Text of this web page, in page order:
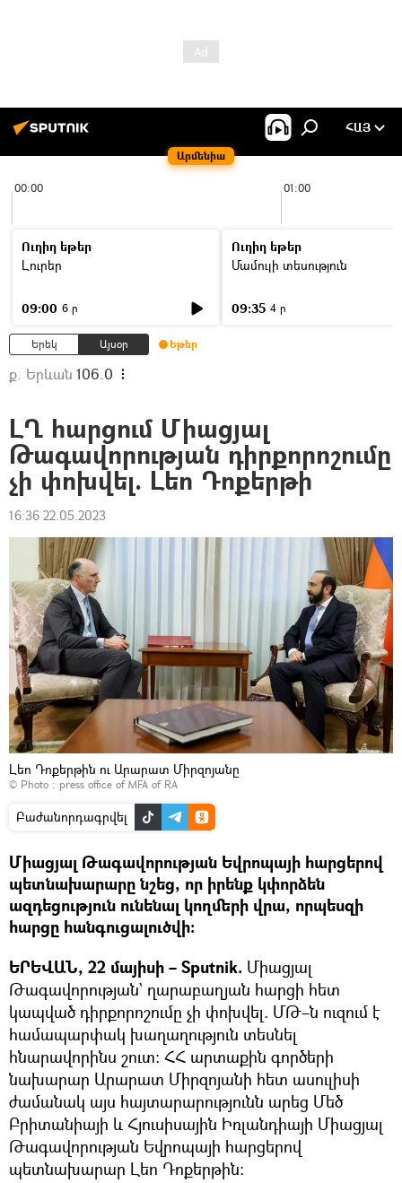
Արմենիա
ՀԱՅ
00:00 01:00
Ուղիղ եթեր
Լուրեր
09:00 6 ր
Ուղիղ եթեր
Մամուլի տեսություն
09:35 4 ր
Երեկ Այսօր Եթեր
ք. Երևան 106.0
ԼՂ հարցում Միացյալ
Թագավորության դիրքորոշումը
չի փոխվել. Լեո Դոքերթի
16:36 22.05.2023
Լեո Դոքերթին ու Արարատ Միրզոյանը
© Photo : press office of MFA of RA
Բաժանորդագրվել
Միացյալ Թագավորության Եվրոպայի հարցերով
պետնախարարը նշեց, որ իրենք կփորձեն
ազդեցություն ունենալ կողմերի վրա, որպեսզի
հարցը հանգուցալուծվի։
ԵՐԵՎԱՆ, 22 մայիսի – Sputnik. Միացյալ
Թագավորության` ղարաբաղյան հարցի հետ
կապված դիրքորոշումը չի փոխվել. ՄԹ–ն ուզում է
համապարփակ խաղաղություն տեսնել
հնարավորինս շուտ։ ՀՀ արտաքին գործերի
նախարար Արարատ Միրզոյանի հետ ասուլիսի
ժամանակ այս հայտարարությունն արեց Մեծ
Բրիտանիայի և Հյուսիսային Իռլանդիայի Միացյալ
Թագավորության Եվրոպայի հարցերով
պետնախարար Լեո Դոքերթին։